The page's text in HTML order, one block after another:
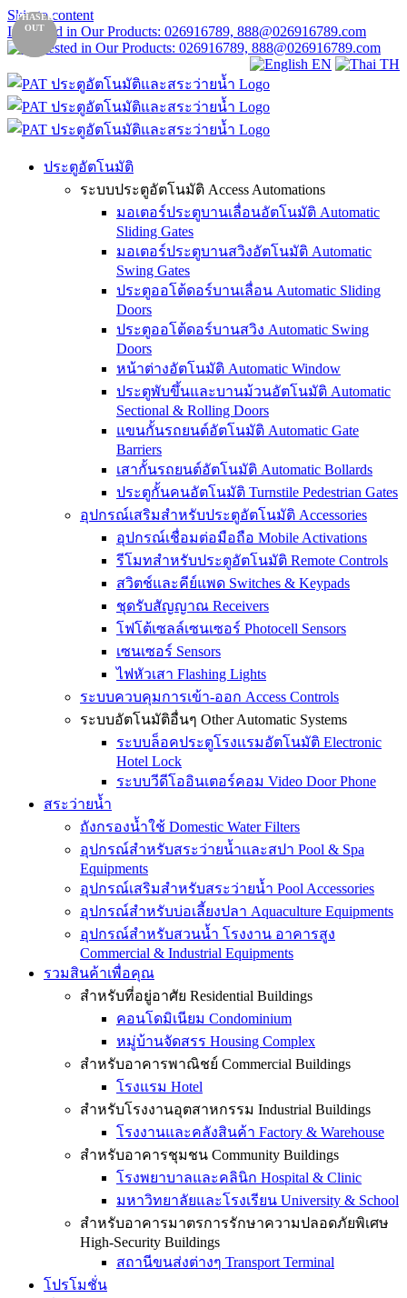
Skip to content
Interested in Our Products: 026916789, 888@026916789.com
EN TH
ประตูอัตโนมัติ
ระบบประตูอัตโนมัติ Access Automations
มอเตอร์ประตูบานเลื่อนอัตโนมัติ Automatic
Sliding Gates
มอเตอร์ประตูบานสวิงอัตโนมัติ Automatic
Swing Gates
ประตูออโต้ดอร์บานเลื่อน Automatic Sliding
Doors
ประตูออโต้ดอร์บานสวิง Automatic Swing
Doors
หน้าต่างอัตโนมัติ Automatic Window
ประตูพับขึ้นและบานม้วนอัตโนมัติ Automatic
Sectional & Rolling Doors
แขนกั้นรถยนต์อัตโนมัติ Automatic Gate
Barriers
เสากั้นรถยนต์อัตโนมัติ Automatic Bollards
ประตูกั้นคนอัตโนมัติ Turnstile Pedestrian Gates
อุปกรณ์เสริมสำหรับประตูอัตโนมัติ Accessories
อุปกรณ์เชื่อมต่อมือถือ Mobile Activations
รีโมทสำหรับประตูอัตโนมัติ Remote Controls
สวิตช์และคีย์แพด Switches & Keypads
ชุดรับสัญญาณ Receivers
โฟโต้เซลล์เซนเซอร์ Photocell Sensors
เซนเซอร์ Sensors
ไฟหัวเสา Flashing Lights
ระบบควบคุมการเข้า-ออก Access Controls
ระบบอัตโนมัติอื่นๆ Other Automatic Systems
ระบบล็อคประตูโรงเเรมอัตโนมัติ Electronic
Hotel Lock
ระบบวีดีโออินเตอร์คอม Video Door Phone
สระว่ายน้ำ
ถังกรองน้ำใช้ Domestic Water Filters
อุปกรณ์สำหรับสระว่ายน้ำและสปา Pool & Spa
Equipments
อุปกรณ์เสริมสำหรับสระว่ายน้ำ Pool Accessories
อุปกรณ์สำหรับบ่อเลี้ยงปลา Aquaculture Equipments
อุปกรณ์สำหรับสวนน้ำ โรงงาน อาคารสูง
Commercial & Industrial Equipments
รวมสินค้าเพื่อคุณ
สำหรับที่อยู่อาศัย Residential Buildings
คอนโดมิเนียม Condominium
หมู่บ้านจัดสรร Housing Complex
สำหรับอาคารพาณิชย์ Commercial Buildings
โรงแรม Hotel
สำหรับโรงงานอุตสาหกรรม Industrial Buildings
โรงงานและคลังสินค้า Factory & Warehouse
สำหรับอาคารชุมชน Community Buildings
โรงพยาบาลและคลินิก Hospital & Clinic
มหาวิทยาลัยและโรงเรียน University & School
สำหรับอาคารมาตรการรักษาความปลอดภัยพิเศษ
High-Security Buildings
สถานีขนส่งต่างๆ Transport Terminal
โปรโมชั่น
PHASED
OUT
PHASED
OUT